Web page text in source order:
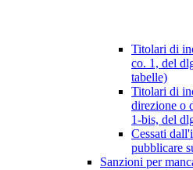
Titolari di
co. 1, del
tabelle)
Titolari di
direzione o
1-bis, del
Cessati
pubblicare
Sanzioni per